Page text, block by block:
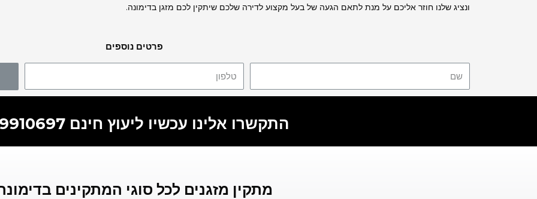
ונציג שלנו חוזר אליכם על מנת לתאם הגעה של בעל מקצוע לדירה שלכם שיתקין לכם מזגן בדימונה.
פרטים נוספים
התקשרו אלינו עכשיו ליעוץ חינם 055-9910697
מתקין מזגנים לכל סוגי המתקינים